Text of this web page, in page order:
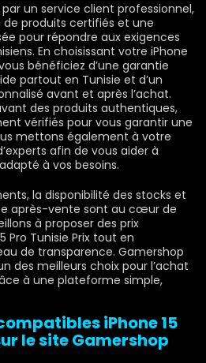
un service client professionnel,
produits certifiés et une
pour répondre aux exigences
En choisissant votre iPhone
bénéficiez d’une garantie
partout en Tunisie et d’un
avant et après l’achat.
des produits authentiques,
vérifiés pour vous garantir une
mettons également à votre
afin de vous aider à
à vos besoins.
la disponibilité des stocks et
après-vente sont au cœur de
à proposer des prix
Pro Tunisie Prix tout en
de transparence. Gamershop
des meilleurs choix pour l’achat
à une plateforme simple,
iPhone 15
le site Gamershop